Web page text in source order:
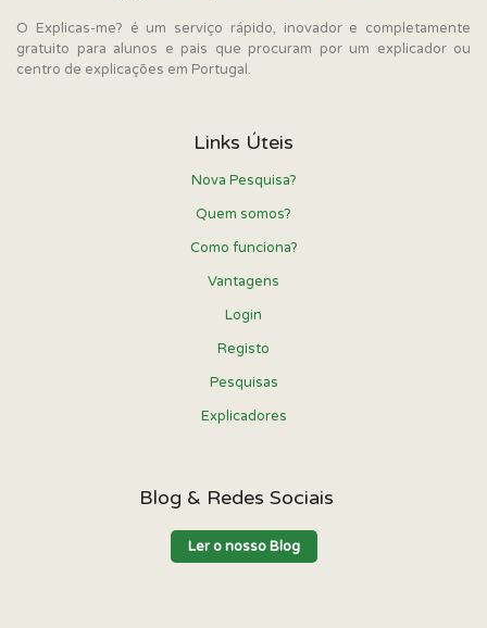
O Explicas-me? é um serviço rápido, inovador e completamente
gratuito para alunos e pais que procuram por um explicador ou
centro de explicações em Portugal.
Links Úteis
Nova Pesquisa?
Quem somos?
Como funciona?
Vantagens
Login
Registo
Pesquisas
Explicadores
Blog & Redes Sociais
Ler o nosso Blog